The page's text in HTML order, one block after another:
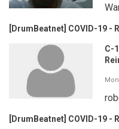
[DrumBeatnet] COVID-19 -
C-
[DrumBeatnet] COVID-19 -